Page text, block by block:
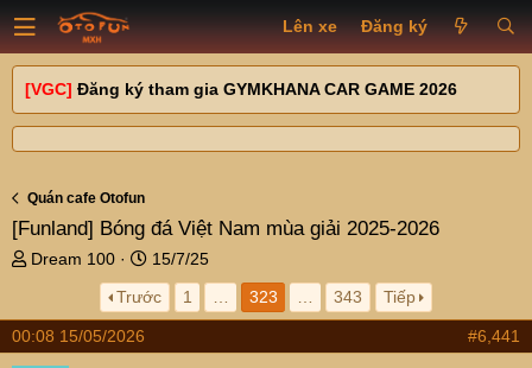
Lên xe Đăng ký
[VGC] Đăng ký tham gia GYMKHANA CAR GAME 2026
Quán cafe Otofun
[Funland] Bóng đá Việt Nam mùa giải 2025-2026
T
e
a
Dream 100
N
g
à
y
15/7/25
Trước
1 323 343 Tiếp
00:08 15/05/2026 #6,441